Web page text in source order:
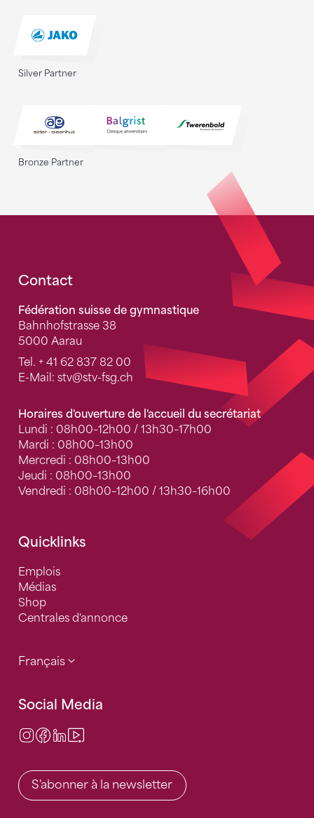
Silver Partner
Bronze Partner
Fusszeile
Contact
Fédération suisse de gymnastique
Bahnhofstrasse 38
5000 Aarau
Tel. + 41 62 837 82 00
E-Mail: stv@stv-fsg.ch
Horaires d'ouverture de l'accueil du secrétariat
Lundi : 08h00–12h00 / 13h30–17h00
Mardi : 08h00–13h00
Mercredi : 08h00–13h00
Jeudi : 08h00–13h00
Vendredi : 08h00–12h00 / 13h30–16h00
Quicklinks
Emplois
Médias
Shop
Centrales d'annonce
Français
Social Media
Instagram
Facebook
LinkedIn
S'abonner à la newsletter